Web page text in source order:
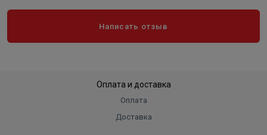
Написать отзыв
Оплата и доставка
Оплата
Доставка